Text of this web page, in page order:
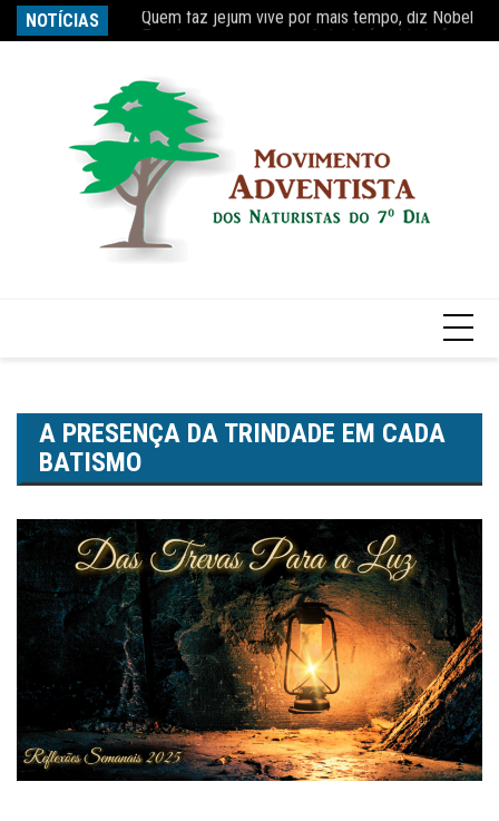
para
NOTÍCIAS
Estudo constata que período de faculdade faz
A PRESENÇA DA TRINDADE EM CADA
BATISMO